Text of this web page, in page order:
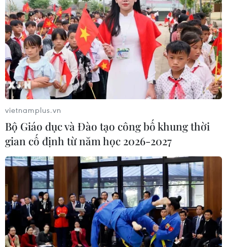
vietnamplus.vn
Bộ Giáo dục và Đào tạo công bố khung thời
gian cố định từ năm học 2026-2027